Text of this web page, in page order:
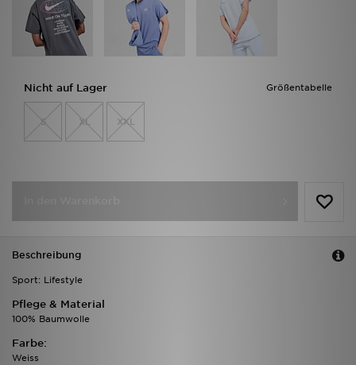
Größentabelle
Nicht auf Lager
S XL XXL
Beschreibung
Sport: Lifestyle
Pflege & Material
100% Baumwolle
Farbe:
Weiss